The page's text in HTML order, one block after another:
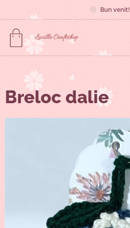
Bun venit!
LucilleCraftshop
Breloc dalie